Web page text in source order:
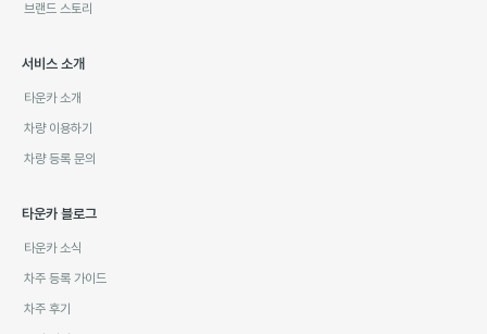
브랜드 스토리
서비스 소개
타운카 소개
차량 이용하기
차량 등록 문의
타운카 블로그
타운카 소식
차주 등록 가이드
차주 후기